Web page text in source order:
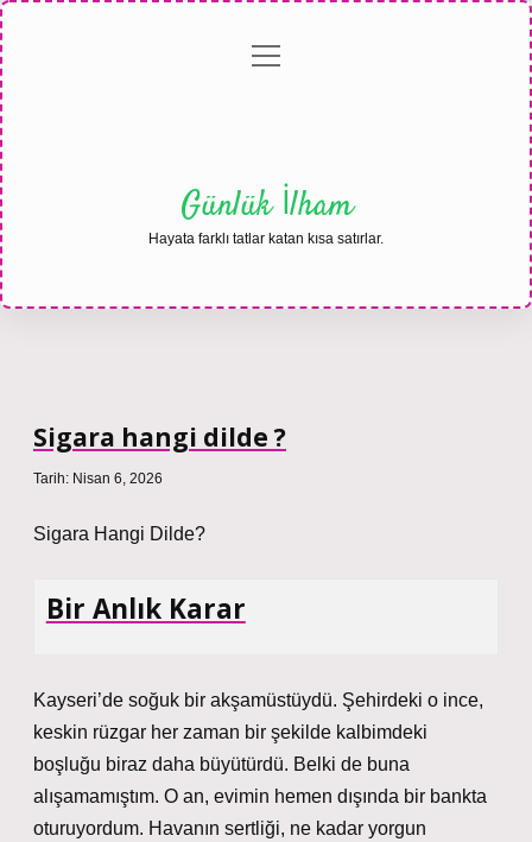
Gizlilikmenüyü
Günlük İlham
Hayata farklı tatlar katan kısa satırlar.
Sigara hangi dilde ?
Tarih: Nisan 6, 2026
Sigara Hangi Dilde?
Bir Anlık Karar
Kayseri’de soğuk bir akşamüstüydü. Şehirdeki o ince,
keskin rüzgar her zaman bir şekilde kalbimdeki
boşluğu biraz daha büyütürdü. Belki de buna
alışamamıştım. O an, evimin hemen dışında bir bankta
oturuyordum. Havanın sertliği, ne kadar yorgun